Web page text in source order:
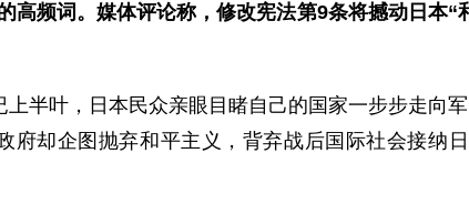
高频词。媒体评论称，修改宪法第9条将撼动日本
半叶，日本民众亲眼目睹自己的国家一步步走向
府却企图抛弃和平主义，背弃战后国际社会接纳